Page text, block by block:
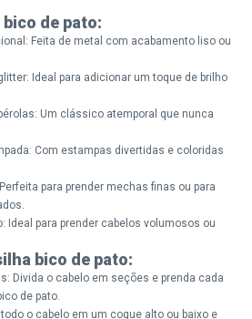
de pato:
Feita de metal com acabamento liso ou
Ideal para adicionar um toque de brilho
Um clássico atemporal que nunca
Com estampas divertidas e coloridas
para prender mechas finas ou para
Ideal para prender cabelos volumosos ou
bico de pato:
Divida o cabelo em seções e prenda cada
de pato.
o cabelo em um coque alto ou baixo e